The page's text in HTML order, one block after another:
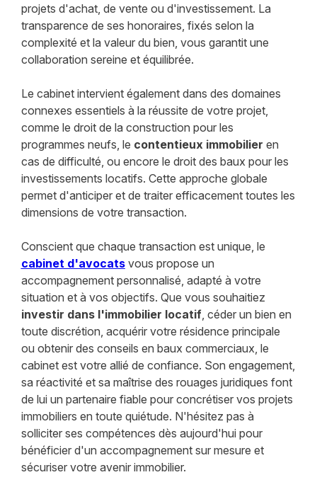
projets d'achat, de vente ou d'investissement. La
transparence de ses honoraires, fixés selon la
complexité et la valeur du bien, vous garantit une
collaboration sereine et équilibrée.
Le cabinet intervient également dans des domaines
connexes essentiels à la réussite de votre projet,
comme le droit de la construction pour les
programmes neufs, le contentieux immobilier en
cas de difficulté, ou encore le droit des baux pour les
investissements locatifs. Cette approche globale
permet d'anticiper et de traiter efficacement toutes les
dimensions de votre transaction.
Conscient que chaque transaction est unique, le
cabinet d'avocatsvous propose un
accompagnement personnalisé, adapté à votre
situation et à vos objectifs. Que vous souhaitiez
investir dans l'immobilier locatif, céder un bien en
toute discrétion, acquérir votre résidence principale
ou obtenir des conseils en baux commerciaux, le
cabinet est votre allié de confiance. Son engagement,
sa réactivité et sa maîtrise des rouages juridiques font
de lui un partenaire fiable pour concrétiser vos projets
immobiliers en toute quiétude. N'hésitez pas à
solliciter ses compétences dès aujourd'hui pour
bénéficier d'un accompagnement sur mesure et
sécuriser votre avenir immobilier.